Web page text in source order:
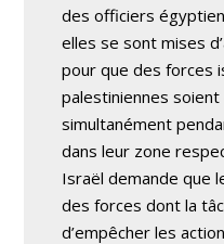
des officiers
elles se sont mises
pour que des forces
palestiniennes
simultanément
dans leur zone
Israël demande que
des forces dont la
d’empêcher les